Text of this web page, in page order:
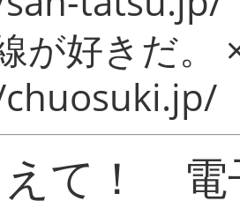
が好きだ。
えて！ 電